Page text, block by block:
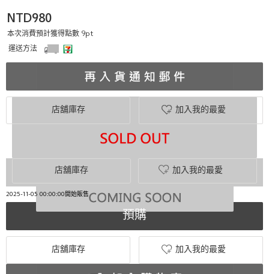
NTD980
本次消費預計獲得點數 9pt
運送方法
加入我的最愛
店舖庫存
店舖庫存 加入我的最愛
2025-11-05 00:00:00開始販售
預購
店舖庫存 加入我的最愛